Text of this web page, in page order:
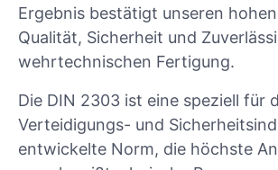
Ergebnis bestätigt unseren
Qualität, Sicherheit und
wehrtechnischen Fertigung.
Die DIN 2303 ist eine speziell für
Verteidigungs- und
entwickelte Norm, die höchste